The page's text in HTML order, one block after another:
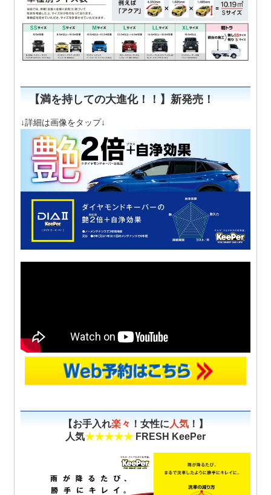
【満を持しての大進化！！】新発売！
↓詳細は画像をタップ↓
【お手入れ楽々 ！女性に 人気 ！】
人気★★★★★ FRESH KeePer